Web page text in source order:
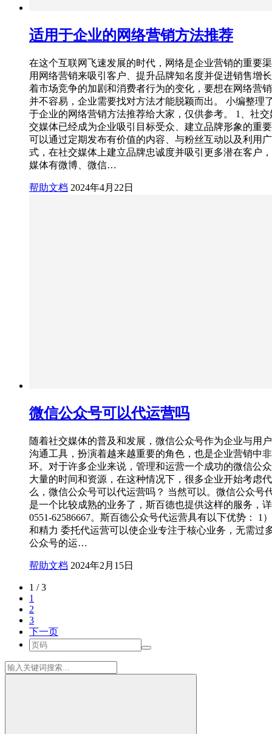
适用于企业的网络营销方法推荐
在这个互联网飞速发展的时代，网络是企业营销的重要
用网络营销来吸引客户、提升品牌知名度并促进销售增
着市场竞争的加剧和消费者行为的变化，要想在网络营
并不容易，企业需要找对方法才能脱颖而出。 小编整理
于企业的网络营销方法推荐给大家，仅供参考。 1、社
交媒体已经成为企业吸引目标受众、建立品牌形象的重
可以通过定期发布有价值的内容、与粉丝互动以及利用
式，在社交媒体上建立品牌忠诚度并吸引更多潜在客户
媒体有微博、微信…
帮助文档 2024年4月22日
微信公众号可以代运营吗
随着社交媒体的普及和发展，微信公众号作为企业与用
沟通工具，扮演着越来越重要的角色，也是企业营销中
环。对于许多企业来说，管理和运营一个成功的微信公
大量的时间和资源，在这种情况下，很多企业开始考虑
么，微信公众号可以代运营吗？ 当然可以。微信公众号
是一个比较成熟的业务了，斯百德也提供这样的服务，
0551-62586667。斯百德公众号代运营具有以下优势： 1
和精力 委托代运营可以使企业专注于核心业务，无需过
公众号的运…
帮助文档 2024年2月15日
1 / 3
1
2
3
下一页